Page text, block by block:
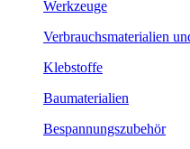
Werkzeuge
Verbrauchsmaterialien
Klebstoffe
Baumaterialien
Bespannungszubehör